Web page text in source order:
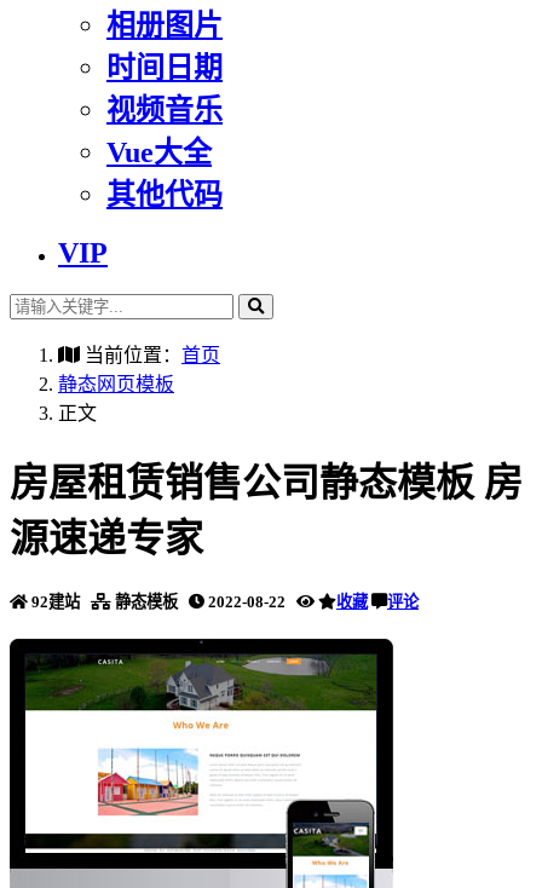
相册图片
时间日期
视频音乐
Vue大全
其他代码
VIP
当前位置： 首页
静态网页模板
正文
房屋租赁销售公司静态模板 房
源速递专家
92建站 静态模板 2022-08-22 收藏 评论